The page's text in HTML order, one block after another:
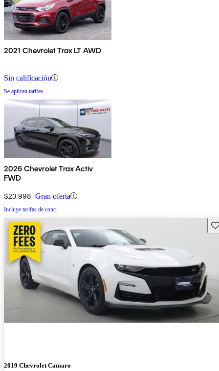
2021 Chevrolet Trax LT AWD
Sin calificación
Se aplican tarifas
2026 Chevrolet Trax Activ
FWD
$23,998 Gran oferta
Incluye tarifas de conc.
2019 Chevrolet Camaro